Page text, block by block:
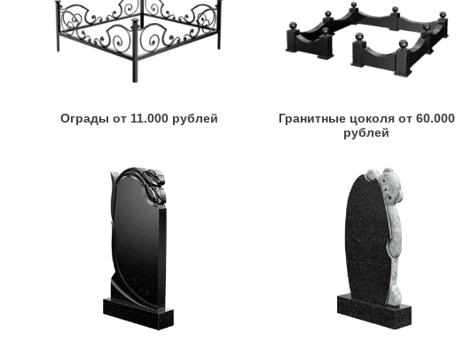
Ограды от 11.000 рублей
Гранитные цоколя от 60.000
рублей